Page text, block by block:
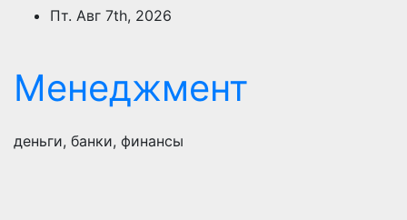
ПерейтиПт. Авг 7th, 2026
Менеджмент
деньги, банки, финансы